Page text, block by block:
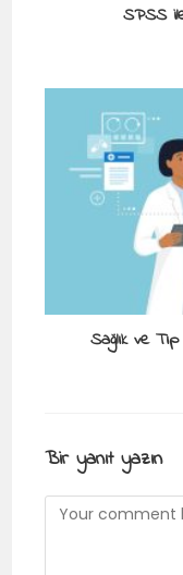
SPSS
Sağlık ve Tıp
Bir yanıt yazın